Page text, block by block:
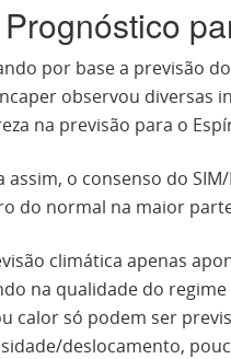
por base a previsão
observou diversas
na previsão para o
assim, o consenso do
do normal na maior
climática apenas
na qualidade do
calor só podem ser
deslocamento,